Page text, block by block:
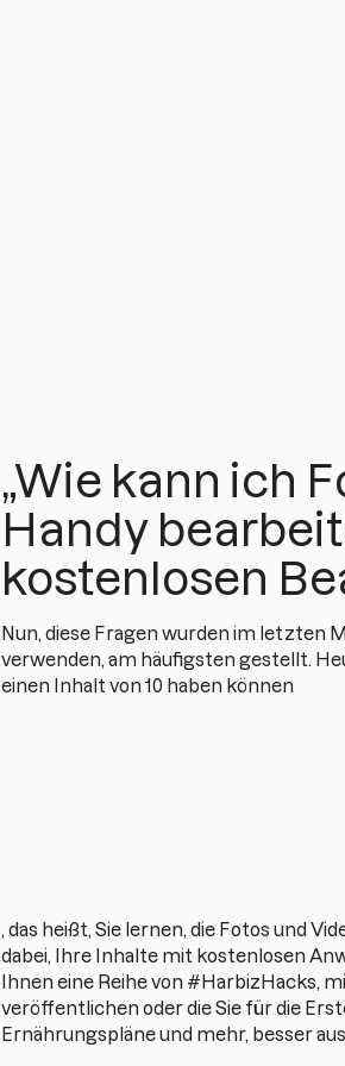
„Wie kann ich
Handy
kostenlosen
Nun, diese Fragen wurden im letzten
verwenden, am häufigsten gestellt.
einen Inhalt von 10 haben können
, das heißt, Sie lernen, die Fotos und
dabei, Ihre Inhalte mit kostenlosen
Ihnen eine Reihe von #HarbizHacks,
veröffentlichen oder die Sie für die
Ernährungspläne und mehr, besser